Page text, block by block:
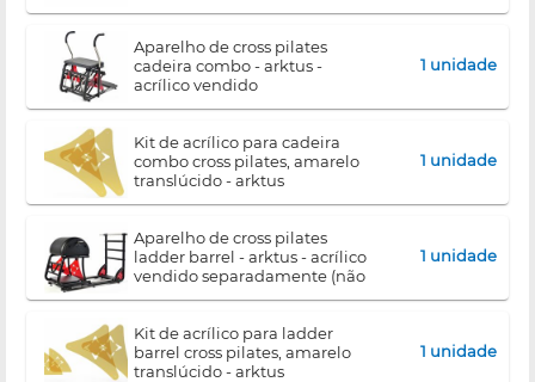
aparelho de cross pilates
cadeira combo - arktus -
acrílico vendido
1 unidade
kit de acrílico para cadeira
combo cross pilates, amarelo
translúcido - arktus
1 unidade
aparelho de cross pilates
ladder barrel - arktus - acrílico
vendido separadamente (não
1 unidade
kit de acrílico para ladder
barrel cross pilates, amarelo
translúcido - arktus
1 unidade